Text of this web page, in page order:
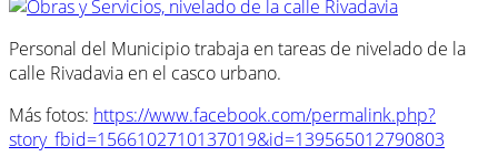
Personal del Municipio trabaja en tareas de nivelado de la
calle Rivadavia en el casco urbano.
Más fotos: https://www.facebook.com/permalink.php?
story_fbid=1566102710137019&id=139565012790803